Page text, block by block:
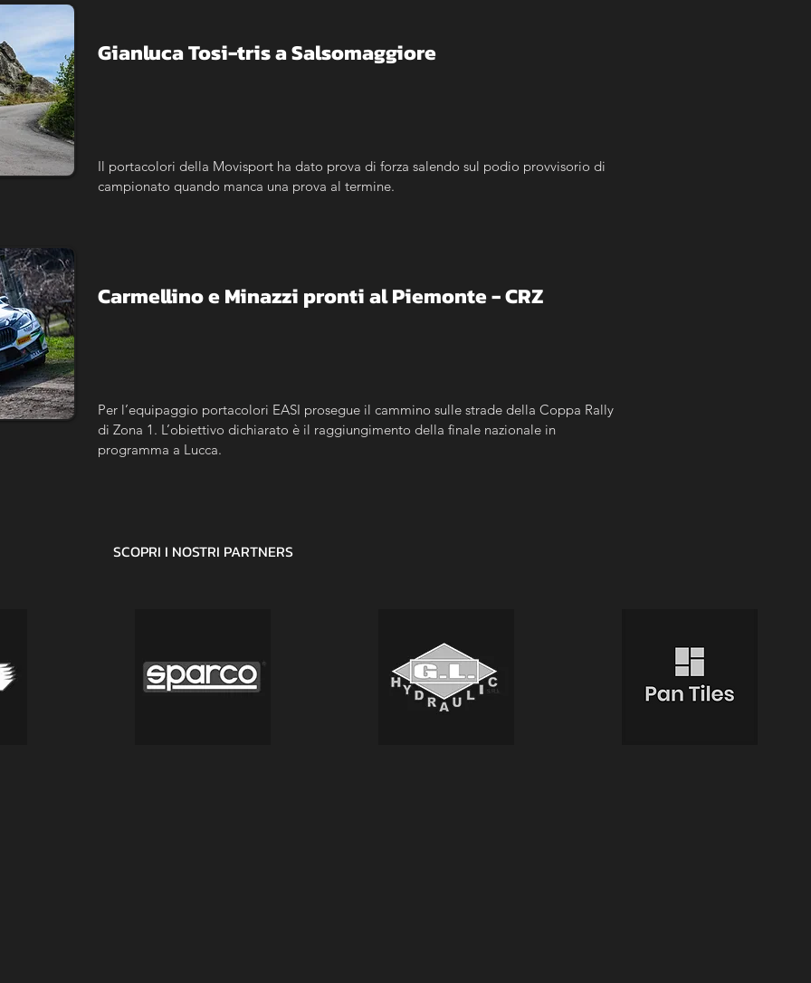
Gianluca Tosi-tris a Salsomaggiore
Il portacolori della Movisport ha dato prova di forza salendo sul podio provvisorio di
campionato quando manca una prova al termine.
Carmellino e Minazzi pronti al Piemonte - CRZ
Per l’equipaggio portacolori EASI prosegue il cammino sulle strade della Coppa Rally
di Zona 1. L’obiettivo dichiarato è il raggiungimento della finale nazionale in
programma a Lucca.
SCOPRI I NOSTRI PARTNERS